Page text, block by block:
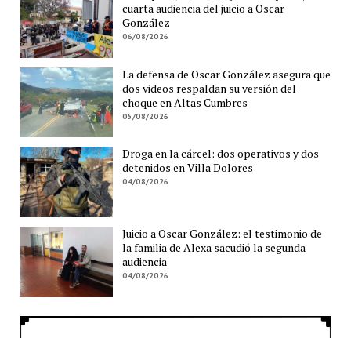
cuarta audiencia del juicio a Oscar
González
06/08/2026
La defensa de Oscar González asegura que
dos videos respaldan su versión del
choque en Altas Cumbres
05/08/2026
Droga en la cárcel: dos operativos y dos
detenidos en Villa Dolores
04/08/2026
Juicio a Oscar González: el testimonio de
la familia de Alexa sacudió la segunda
audiencia
04/08/2026